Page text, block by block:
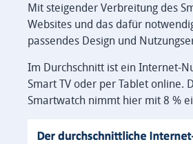
Mit steigender Verbreitung des
Websites und das dafür
passendes Design und
Im Durchschnitt ist ein Internet-
Smart TV oder per Tablet online.
Smartwatch nimmt hier mit 8 %